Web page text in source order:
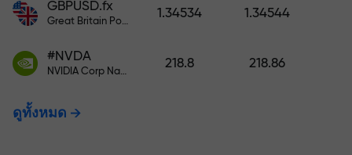
GBPUSD.fx
Great Britain Pound vs US Dollar
1.34534 1.34544
#NVDA
NVIDIA Corp Nasdaq Stock Exchange (Nasdaq) USD
218.8 218.86
ดูทั้งหมด